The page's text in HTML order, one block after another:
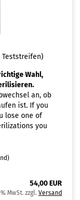
Wahl,
an, ob
ist. If you
lose one of
you
54,00 EUR
MwSt. zzgl. Versand